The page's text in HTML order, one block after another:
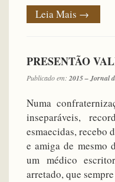
Leia Mais →
PRESENTÃO
Publicado em: 2015 – Jornal
Numa
inseparáveis,
esmaecidas, recebo
e amiga de mesmo
um médico
arretado, que